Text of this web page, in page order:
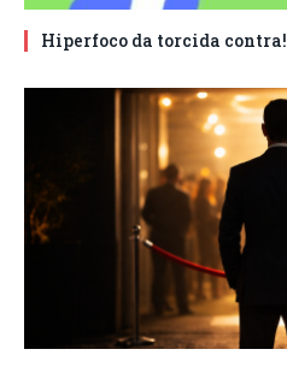
Hiperfoco da torcida contra!